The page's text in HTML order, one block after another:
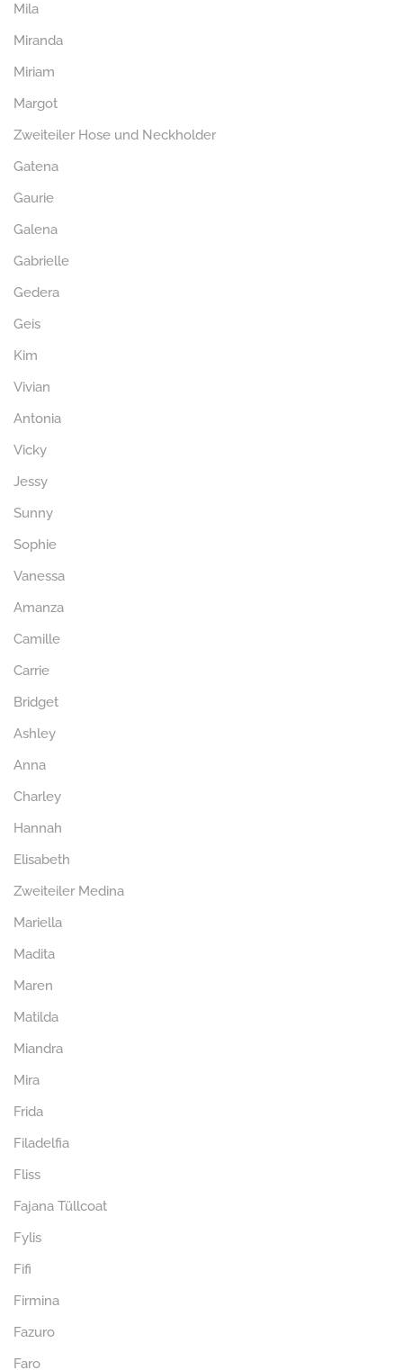
Mila
Miranda
Miriam
Margot
Zweiteiler Hose und Neckholder
Gatena
Gaurie
Galena
Gabrielle
Gedera
Geis
Kim
Vivian
Antonia
Vicky
Jessy
Sunny
Sophie
Vanessa
Amanza
Camille
Carrie
Bridget
Ashley
Anna
Charley
Hannah
Elisabeth
Zweiteiler Medina
Mariella
Madita
Maren
Matilda
Miandra
Mira
Frida
Filadelfia
Fliss
Fajana Tüllcoat
Fylis
Fifi
Firmina
Fazuro
Faro